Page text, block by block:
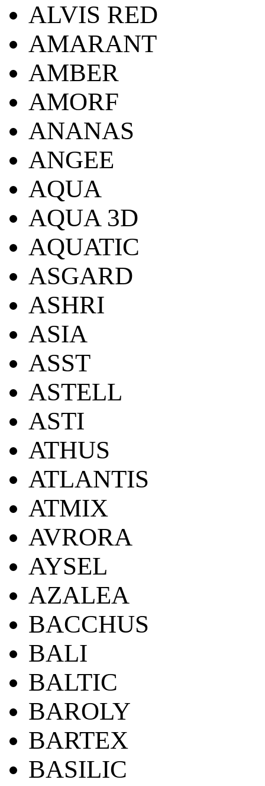
ALVIS RED
AMARANT
AMBER
AMORF
ANANAS
ANGEE
AQUA
AQUA 3D
AQUATIC
ASGARD
ASHRI
ASIA
ASST
ASTELL
ASTI
ATHUS
ATLANTIS
ATMIX
AVRORA
AYSEL
AZALEA
BACCHUS
BALI
BALTIC
BAROLY
BARTEX
BASILIC